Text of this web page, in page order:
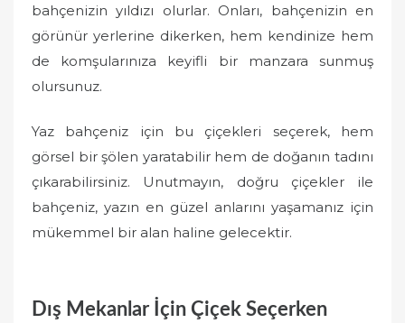
bahçenizin yıldızı olurlar. Onları, bahçenizin en
görünür yerlerine dikerken, hem kendinize hem
de komşularınıza keyifli bir manzara sunmuş
olursunuz.
Yaz bahçeniz için bu çiçekleri seçerek, hem
görsel bir şölen yaratabilir hem de doğanın tadını
çıkarabilirsiniz. Unutmayın, doğru çiçekler ile
bahçeniz, yazın en güzel anlarını yaşamanız için
mükemmel bir alan haline gelecektir.
Dış Mekanlar İçin Çiçek Seçerken